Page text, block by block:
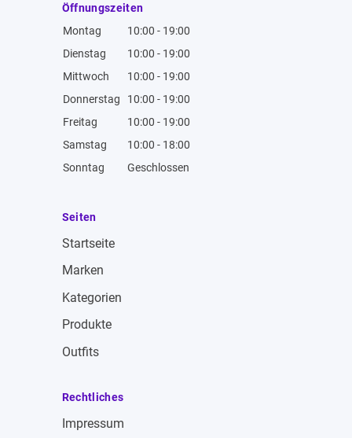
Öffnungszeiten
Montag
10:00 - 19:00
Dienstag
10:00 - 19:00
Mittwoch
10:00 - 19:00
Donnerstag
10:00 - 19:00
Freitag
10:00 - 19:00
Samstag
10:00 - 18:00
Sonntag
Geschlossen
Seiten
Startseite
Marken
Kategorien
Produkte
Outfits
Rechtliches
Impressum